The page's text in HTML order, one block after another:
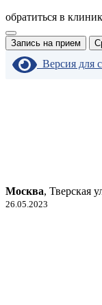
обратиться в
Запись на прием
Версия для
Москва, Тверская
26.05.2023